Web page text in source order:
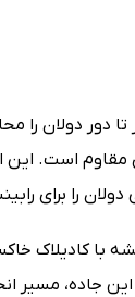
تا دور دولان
مقاوم است. این
را برای
با کادیلاک
جاده، مسیر